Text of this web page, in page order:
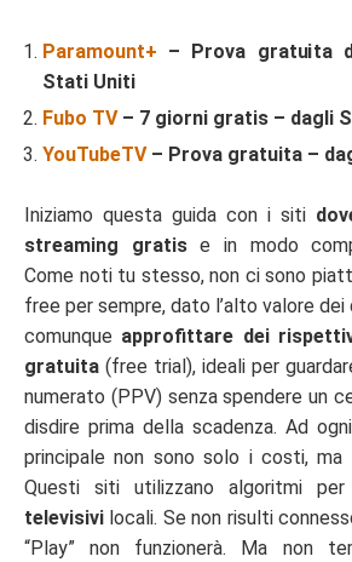
Paramount+ – Prova gratuita
Stati Uniti
Fubo TV– 7 giorni gratis – dagli
YouTubeTV– Prova gratuita –
Iniziamo questa guida con i siti
streaming gratise in modo
Come noti tu stesso, non ci sono
free per sempre, dato l’alto valore
comunque approfittare dei
gratuita (free trial), ideali per
numerato (PPV) senza spendere un
disdire prima della scadenza. Ad
principale non sono solo i costi, ma
Questi siti utilizzano algoritmi per
televisivi locali. Se non risulti
“Play” non funzionerà. Ma non